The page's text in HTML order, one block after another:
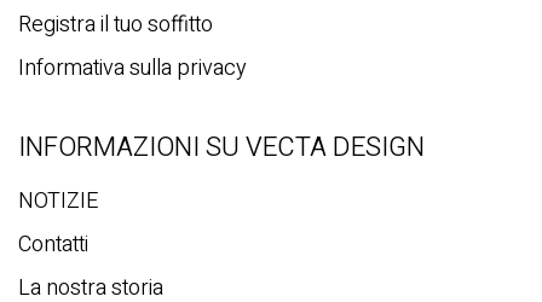
Registra il tuo soffitto
Informativa sulla privacy
INFORMAZIONI SU VECTA DESIGN
NOTIZIE
Contatti
La nostra storia